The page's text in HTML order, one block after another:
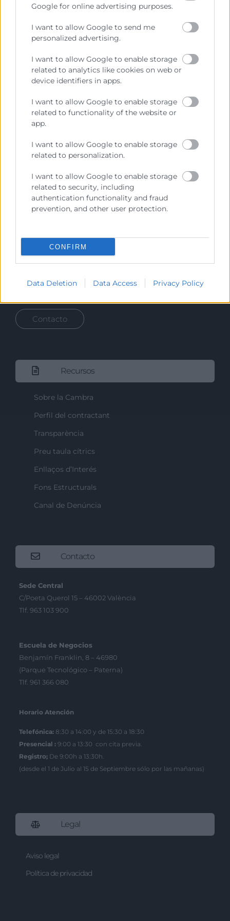
Google for online advertising purposes.
I want to allow Google to send me
personalized advertising.
I want to allow Google to enable storage
related to analytics like cookies on web or
device identifiers in apps.
I want to allow Google to enable storage
related to functionality of the website or
app.
I want to allow Google to enable storage
related to personalization.
I want to allow Google to enable storage
related to security, including
authentication functionality and fraud
prevention, and other user protection.
CONFIRM
Data Deletion Data Access Privacy Policy
Nota de premsa(Documento)
Jorge Linares, Emi Boix, Felipe Carrasco, José
Vicente Morata i Eva Quilez en la inauguració de
Cámara València es una corporación de derecho público,
colaboradora de las Administraciones Públicas, dedicada a:
Prestar servicios a las empresas.
generales del comercio, la industria y la navegación.
Ejercitar las competencias de carácter público
delegar las Administraciones Públicas.
Contacto
Recursos
Sobre la Cambra
Perfil del contractant
Transparència
Preu taula cítrics
Enllaços d’Interés
Fons Estructurals
Canal de Denúncia
Contacto
Sede Central
C/Poeta Querol 15 – 46002 València
Tlf. 963 103 900
Escuela de Negocios
Benjamín Franklin, 8 – 46980
(Parque Tecnológico – Paterna)
Tlf. 961 366 080
Horario Atención
Telefónica: 8:30 a 14:00 y de 15:30 a 18:30
Presencial : 9:00 a 13:30 con cita previa.
Registro; De 9:00h a 13:30h.
(desde el 1 de Julio al 15 de Septiembre sólo por las mañanas)
Legal
Aviso legal
Política de privacidad